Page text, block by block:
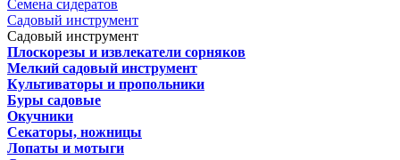
Семена сидератов
Садовый инструмент
Садовый инструмент
Плоскорезы и извлекатели сорняков
Мелкий садовый инструмент
Культиваторы и пропольники
Буры садовые
Окучники
Секаторы, ножницы
Лопаты и мотыги